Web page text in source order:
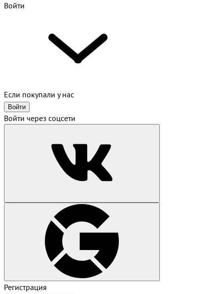
Войти
Если покупали у нас
Войти
Войти через соцсети
Регистрация